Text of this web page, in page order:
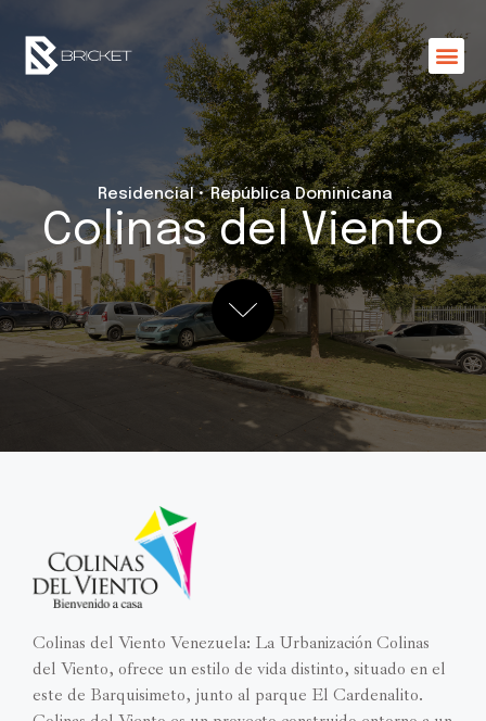
Residencial • República Dominicana
Colinas del Viento
Colinas del Viento Venezuela: La Urbanización Colinas
del Viento, ofrece un estilo de vida distinto, situado en el
este de Barquisimeto, junto al parque El Cardenalito.